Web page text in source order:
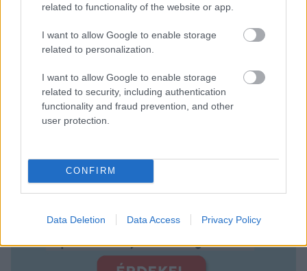
related to functionality of the website or app.
I want to allow Google to enable storage
related to personalization.
I want to allow Google to enable storage
related to security, including authentication
functionality and fraud prevention, and other
user protection.
CONFIRM
Data Deletion Data Access Privacy Policy